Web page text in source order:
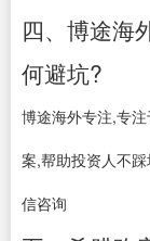
四、博途海
何避坑?
博途海外专注,专
案,帮助投资人不
信咨询